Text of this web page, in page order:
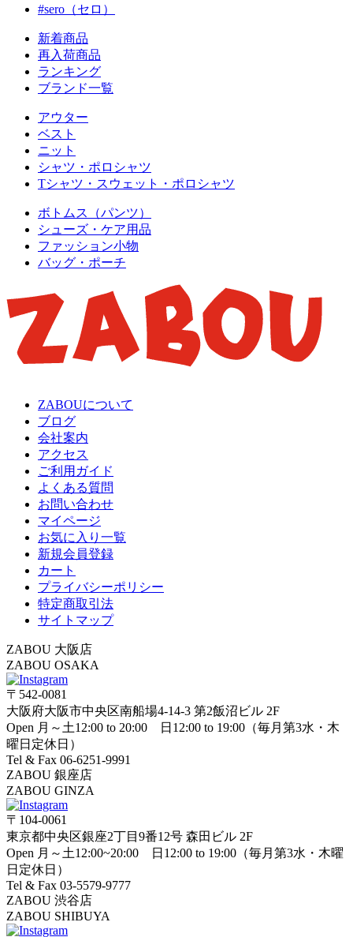
#sero（セロ）
新着商品
再入荷商品
ランキング
ブランド一覧
アウター
ベスト
ニット
シャツ・ポロシャツ
Tシャツ・スウェット・ポロシャツ
ボトムス（パンツ）
シューズ・ケア用品
ファッション小物
バッグ・ポーチ
ZABOUについて
ブログ
会社案内
アクセス
ご利用ガイド
よくある質問
お問い合わせ
マイページ
お気に入り一覧
新規会員登録
カート
プライバシーポリシー
特定商取引法
サイトマップ
ZABOU 大阪店
ZABOU OSAKA
〒542-0081
大阪府大阪市中央区南船場4-14-3 第2飯沼ビル 2F
Open 月～土12:00 to 20:00 日12:00 to 19:00（毎月第3水・木
曜日定休日）
Tel & Fax 06-6251-9991
ZABOU 銀座店
ZABOU GINZA
〒104-0061
東京都中央区銀座2丁目9番12号 森田ビル 2F
Open 月～土12:00~20:00 日12:00 to 19:00（毎月第3水・木曜
日定休日）
Tel & Fax 03-5579-9777
ZABOU 渋谷店
ZABOU SHIBUYA